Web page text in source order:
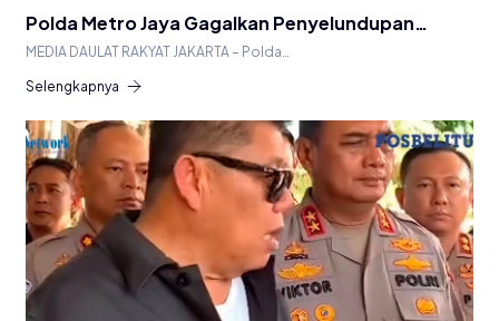
Polda Metro Jaya Gagalkan Penyelundupan…
MEDIA DAULAT RAKYAT JAKARTA – Polda…
Selengkapnya